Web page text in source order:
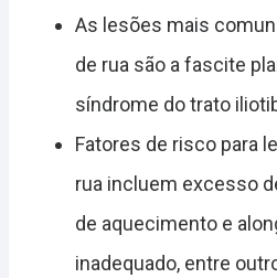
As lesões mais
de rua são a fascite
síndrome do trato
Fatores de risco para
rua incluem excesso
de aquecimento e
inadequado, entre